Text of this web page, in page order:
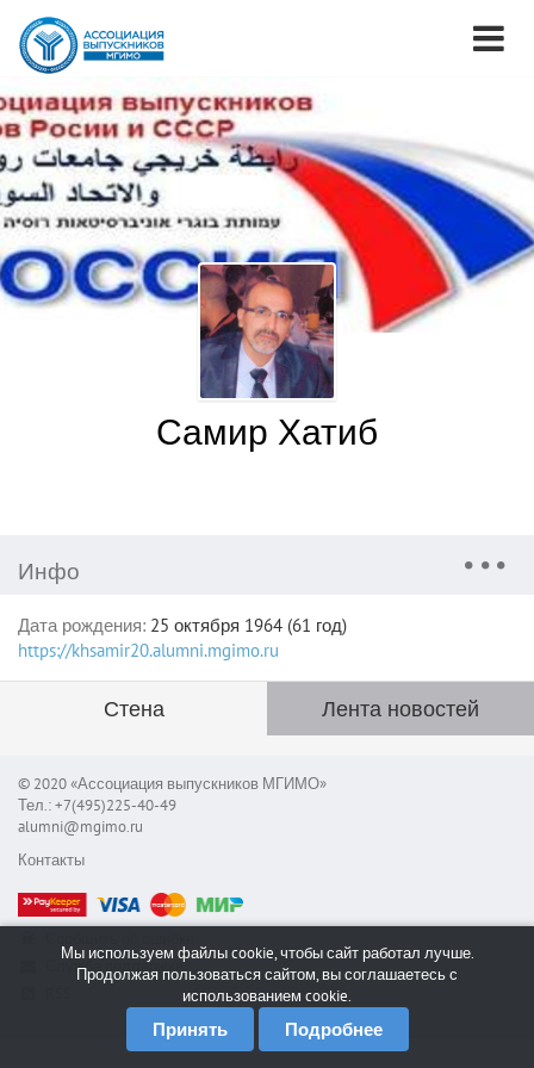
Самир Хатиб
Инфо
Дата рождения: 25 октября 1964 (61 год)
https://khsamir20.alumni.mgimo.ru
Стена Лента новостей
© 2020 «Ассоциация выпускников МГИМО»
Тел.: +7(495)225-40-49
alumni@mgimo.ru
Контакты
Служба поддержки
Мы используем файлы cookie, чтобы сайт работал лучше.
Продолжая пользоваться сайтом, вы соглашаетесь с
использованием cookie.
Принять Подробнее